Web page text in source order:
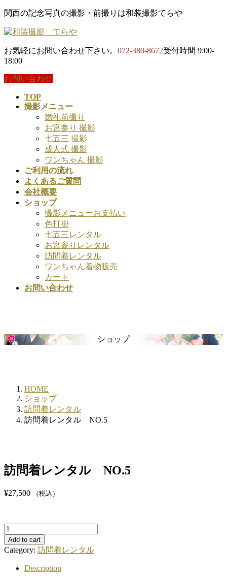
コ
テ
ツ
に
移
ナ
ゲ
シ
ョ
ン
関西の記念写真の撮影・前撮りは和装撮影てらや
お気軽にお問い合わせ下さい。 072-380-8672受付時間 9:00-
18:00
お問い合わせ
TOP
撮影メニュー
婚礼前撮り
お宮参り 撮影
七五三 撮影
成人式 撮影
ワンちゃん 撮影
ご利用の流れ
よくあるご質問
会社概要
ショップ
撮影メニューお支払い
色打掛
七五三レンタル
お宮参りレンタル
訪問着レンタル
ワンちゃん着物販売
カート
お問い合わせ
ショップ
HOME
ショップ
訪問着レンタル
訪問着レンタル NO.5
訪問着レンタル NO.5
¥27,500 （税込）
訪
問
着
Add to cart
Category: 訪問着レンタル
Description